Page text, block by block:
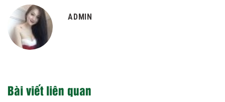
ADMIN
Bài viết liên quan